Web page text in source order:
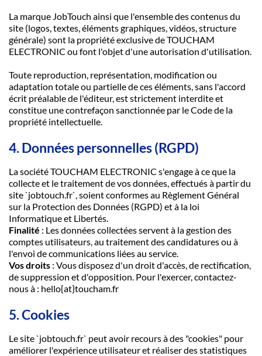
La marque JobTouch ainsi que l'ensemble des contenus du
site (logos, textes, éléments graphiques, vidéos, structure
générale) sont la propriété exclusive de TOUCHAM
ELECTRONIC ou font l'objet d'une autorisation d'utilisation.
Toute reproduction, représentation, modification ou
adaptation totale ou partielle de ces éléments, sans l'accord
écrit préalable de l'éditeur, est strictement interdite et
constitue une contrefaçon sanctionnée par le Code de la
propriété intellectuelle.
4. Données personnelles (RGPD)
La société TOUCHAM ELECTRONIC s'engage à ce que la
collecte et le traitement de vos données, effectués à partir du
site `jobtouch.fr`, soient conformes au Règlement Général
sur la Protection des Données (RGPD) et à la loi
Informatique et Libertés.
Finalité : Les données collectées servent à la gestion des
comptes utilisateurs, au traitement des candidatures ou à
l'envoi de communications liées au service.
Vos droits : Vous disposez d'un droit d'accès, de rectification,
de suppression et d'opposition. Pour l'exercer, contactez-
nous à : hello{at}toucham.fr
5. Cookies
Le site `jobtouch.fr` peut avoir recours à des "cookies" pour
améliorer l'expérience utilisateur et réaliser des statistiques